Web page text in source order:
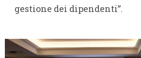
gestione dei dipendenti”.